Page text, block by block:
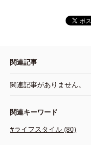
関連記事
関連記事がありません。
関連キーワード
#ライフスタイル (80)